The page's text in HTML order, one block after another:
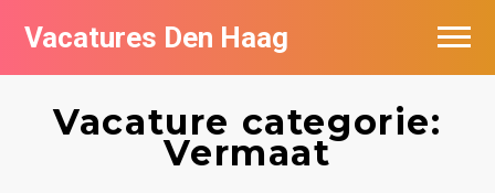
Vacatures Den Haag
Vacature categorie:
Vermaat
Vacatures per bedrijf in Den Haag
Populair